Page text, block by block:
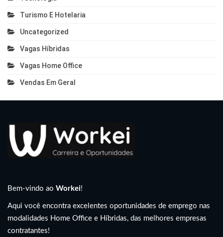
Turismo E Hotelaria
Uncategorized
Vagas Híbridas
Vagas Home Office
Vendas Em Geral
Bem-vindo ao Workei!
Aqui você encontra excelentes oportunidades de emprego nas
modalidades Home Office e Híbridas, das melhores empresas
contratantes!